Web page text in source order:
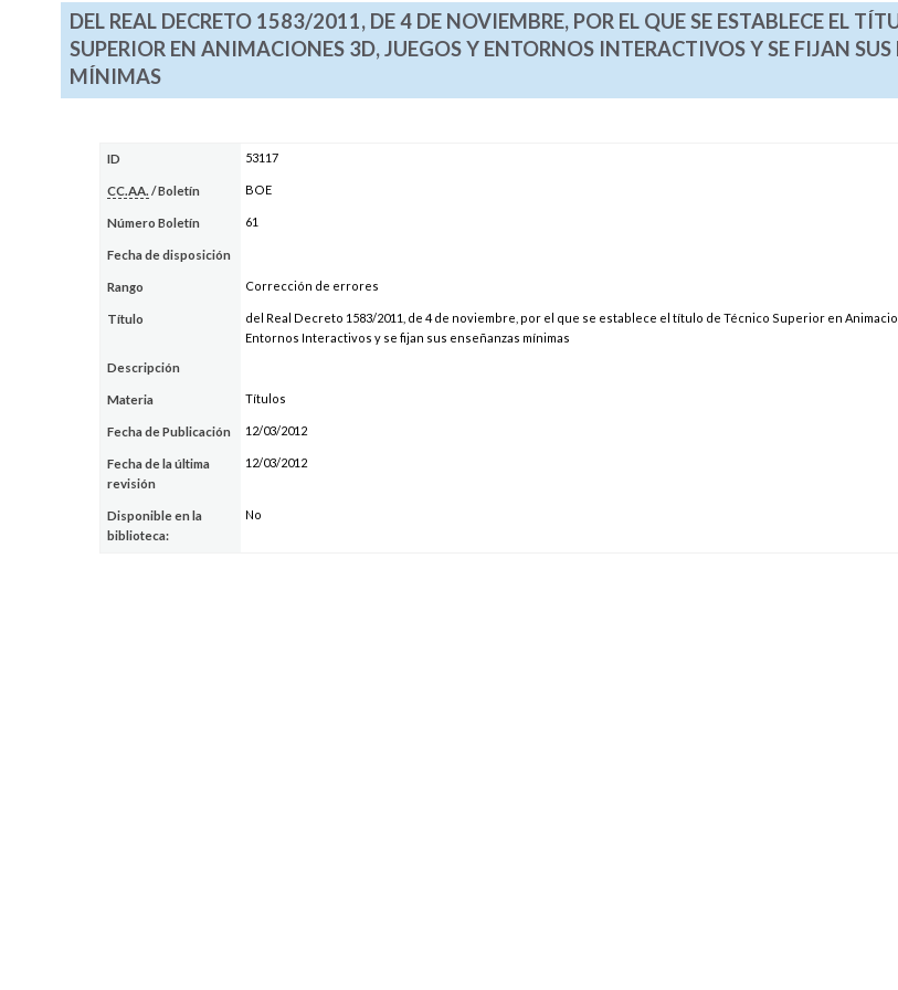
DEL REAL DECRETO 1583/2011, DE 4 DE NOVIEMBRE, POR EL QUE SE ESTABLECE EL
SUPERIOR EN ANIMACIONES 3D, JUEGOS Y ENTORNOS INTERACTIVOS Y SE FIJAN
MÍNIMAS
ID 53117
CC.AA. / Boletín BOE
Número Boletín 61
Fecha de disposición
Rango Corrección de errores
Título
del Real Decreto 1583/2011, de 4 de noviembre, por el que se establece el título de Técnico Superior en
Entornos Interactivos y se fijan sus enseñanzas mínimas
Descripción
Materia Títulos
Fecha de Publicación 12/03/2012
Fecha de la última
revisión
12/03/2012
Disponible en la
biblioteca:
No